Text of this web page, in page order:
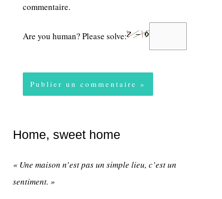
commentaire.
Are you human? Please solve:
Home, sweet home
« Une maison n’est pas un simple lieu, c’est un
sentiment. »